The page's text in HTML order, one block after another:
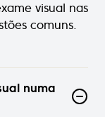
visual nas
comuns.
numa